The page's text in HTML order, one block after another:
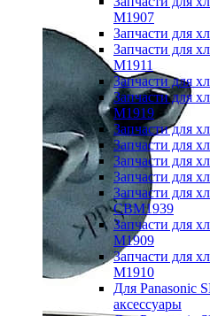
M1907
Запчасти для
Запчасти для
M1911
Запчасти для
Запчасти для
M1919
Запчасти для
Запчасти для
Запчасти для
Запчасти для
Запчасти для
CBM1939
Запчасти для
M1909
Запчасти для
M1910
Для Panasonic
аксессуары